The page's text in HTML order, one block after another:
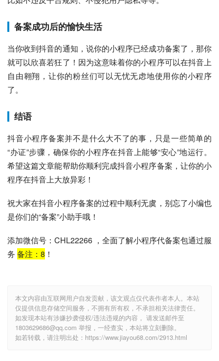
备案成功后的愉快生活
当你收到抖音的通知，说你的小程序已经成功备案了，那你
就可以欣喜若狂了！因为这意味着你的小程序可以在抖音上
自由翱翔，让你的粉丝们可以无忧无虑地使用你的小程序
了。
结语
抖音小程序备案并不是什么大不了的事，只是一些简单的
“办证”步骤，确保你的小程序在抖音上能够“安心”地运行。
希望这篇文章能帮助你顺利完成抖音小程序备案，让你的小
程序在抖音上大放异彩！
祝大家在抖音小程序备案的过程中顺利无虞，别忘了小编也
是你们的“备案”小助手哦！
添加微信号：CHL22266 ，全面了解小程序代备案包通过服
务 备注： 8 ！
本文内容由互联网用户自发贡献，该文观点仅代表作者本人。本站
仅提供信息存储空间服务，不拥有所有权，不承担相关法律责任。
如发现本站有涉嫌抄袭侵权/违法违规的内容， 请发送邮件至
1803629686@qq.com 举报，一经查实，本站将立刻删除。
如若转载，请注明出处：https://www.jiayou68.com/2913.html